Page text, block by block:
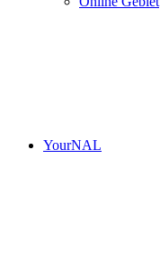
YourNAL